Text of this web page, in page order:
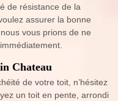
de résistance de la
assurer la bonne
vous prions de ne
Chateau
de votre toit, n’hésitez
un toit en pente, arrondi